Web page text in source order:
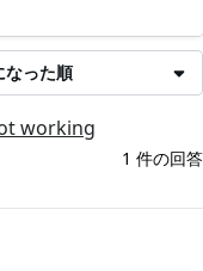
なった順
working
1 件の回答